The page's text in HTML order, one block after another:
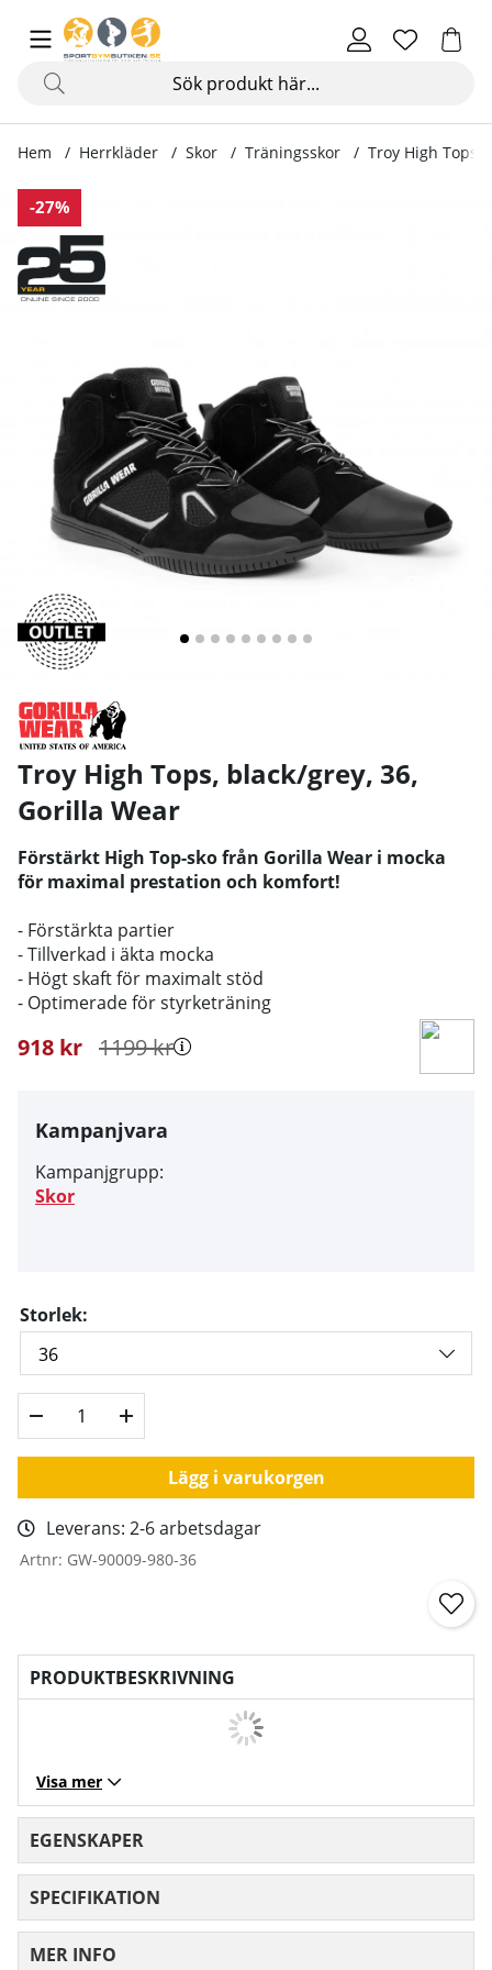
Hem Herrkläder Skor Träningsskor Troy High Tops,
-27%
Produktbilder Troy High Tops, black/grey
Troy High Tops, black/grey, 36,
Gorilla Wear
Förstärkt High Top-sko från Gorilla Wear i mocka
för maximal prestation och komfort!
- Förstärkta partier
- Tillverkad i äkta mocka
- Högt skaft för maximalt stöd
- Optimerade för styrketräning
1199kr
918 kr
Kampanjvara
Kampanjgrupp:
Skor
Storlek:
Lägg i varukorgen
Leverans: 2-6 arbetsdagar
Artnr: GW-90009-980-36
PRODUKTBESKRIVNING
Visa mer
EGENSKAPER
SPECIFIKATION
MER INFO